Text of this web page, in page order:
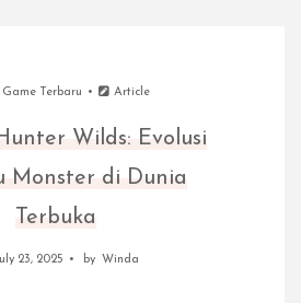
Game Terbaru Article
Wilds: Evolusi
Monster di Dunia
Terbuka
23, 2025 by Winda